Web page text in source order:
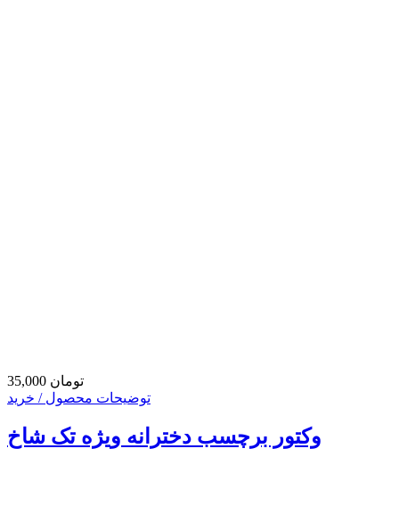
35,000 تومان
توضیحات محصول / خرید
وکتور برچسب دخترانه ویژه تک شاخ